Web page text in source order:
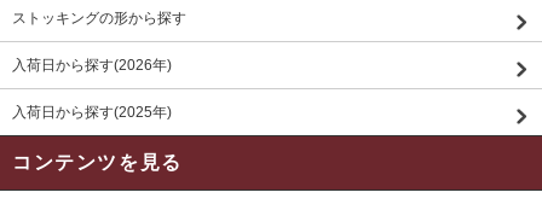
ストッキングの形から探す
入荷日から探す(2026年)
入荷日から探す(2025年)
コンテンツを見る